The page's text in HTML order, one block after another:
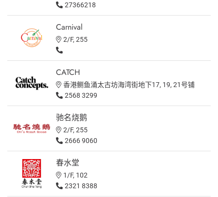
27366218
Carnival
2/F, 255
CATCH
香港鲗鱼涌太古坊海湾街地下17, 19, 21号铺
2568 3299
驰名烧鹅
2/F, 255
2666 9060
春水堂
1/F, 102
2321 8388